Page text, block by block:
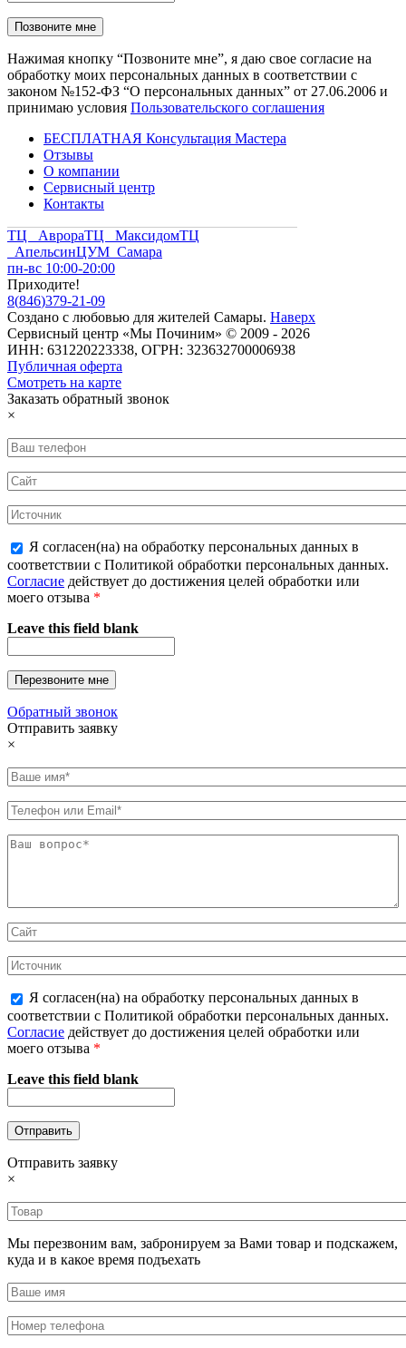
Нажимая кнопку “Позвоните мне”, я даю свое согласие на
обработку моих персональных данных в соответствии с
законом №152-ФЗ “О персональных данных” от 27.06.2006 и
принимаю условия Пользовательского соглашения
БЕСПЛАТНАЯ Консультация Мастера
Отзывы
О компании
Сервисный центр
Контакты
ТЦ АврораТЦ МаксидомТЦ
АпельсинЦУМ Самара
пн-вс 10:00-20:00
Приходите!
8(846)379-21-09
Создано с любовью для жителей Самары. Наверх
Сервисный центр «Мы Починим» © 2009 - 2026
ИНН: 631220223338, ОГРН: 323632700006938
Публичная оферта
Смотреть на карте
Заказать обратный звонок
×
Я согласен(на) на обработку персональных данных в
соответствии с Политикой обработки персональных данных.
Согласие действует до достижения целей обработки или
моего отзыва *
Leave this field blank
Обратный звонок
Отправить заявку
×
Я согласен(на) на обработку персональных данных в
соответствии с Политикой обработки персональных данных.
Согласие действует до достижения целей обработки или
моего отзыва *
Leave this field blank
Отправить заявку
×
Мы перезвоним вам, забронируем за Вами товар и подскажем,
куда и в какое время подъехать